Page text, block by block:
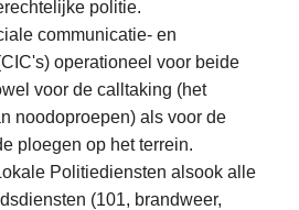
politie.
communicatie- en
operationeel voor beide
voor de calltaking (het
noodoproepen) als voor de
ploegen op het terrein.
Politiediensten alsook alle
(101, brandweer,